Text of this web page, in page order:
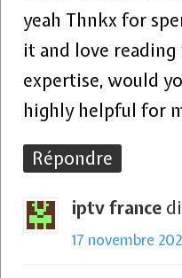
yeah Thnkx for
it and love
expertise, would
highly helpful for
Répondre
iptv france
17 novembre